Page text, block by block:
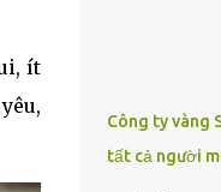
ít
Công ty vàng
tất cả người